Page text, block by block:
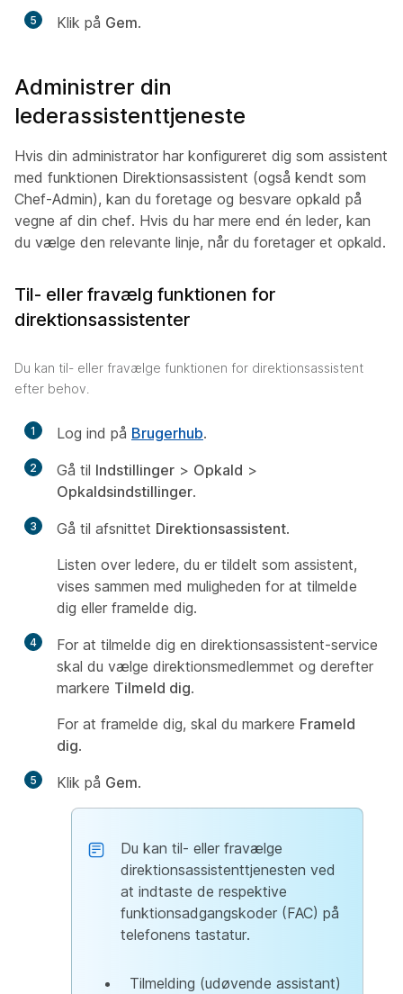
5 Klik på Gem.
Administrer din
lederassistenttjeneste
Hvis din administrator har konfigureret dig som assistent
med funktionen Direktionsassistent (også kendt som
Chef-Admin), kan du foretage og besvare opkald på
vegne af din chef. Hvis du har mere end én leder, kan
du vælge den relevante linje, når du foretager et opkald.
Til- eller fravælg funktionen for
direktionsassistenter
Du kan til- eller fravælge funktionen for direktionsassistent
efter behov.
1 Log ind på Brugerhub.
2 Gå til Indstillinger > Opkald >
Opkaldsindstillinger.
3 Gå til afsnittet Direktionsassistent.
Listen over ledere, du er tildelt som assistent,
vises sammen med muligheden for at tilmelde
dig eller framelde dig.
4
For at tilmelde dig en direktionsassistent-service
skal du vælge direktionsmedlemmet og derefter
markere Tilmeld dig.
For at framelde dig, skal du markere Frameld
dig.
5 Klik på Gem.
Du kan til- eller fravælge
direktionsassistenttjenesten ved
at indtaste de respektive
funktionsadgangskoder (FAC) på
telefonens tastatur.
Tilmelding (udøvende assistant)